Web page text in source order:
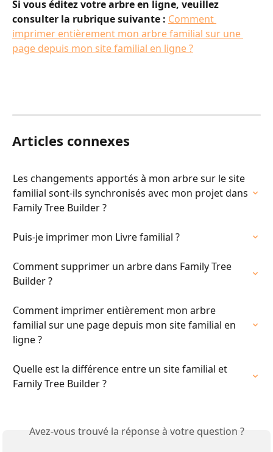
Si vous éditez votre arbre en ligne, veuillez
consulter la rubrique suivante : Comment
imprimer entièrement mon arbre familial sur une
page depuis mon site familial en ligne ?
Articles connexes
Les changements apportés à mon arbre sur le site
familial sont-ils synchronisés avec mon projet dans
Family Tree Builder ?
Puis-je imprimer mon Livre familial ?
Comment supprimer un arbre dans Family Tree
Builder ?
Comment imprimer entièrement mon arbre
familial sur une page depuis mon site familial en
ligne ?
Quelle est la différence entre un site familial et
Family Tree Builder ?
Avez-vous trouvé la réponse à votre question ?